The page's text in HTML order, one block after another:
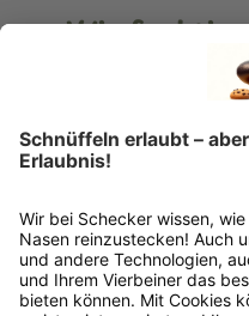
Wie
Bitte fülle das
findest du online.
Rücksendeetikett auf
dir in deinem
Gast bestellt,
verkauf@schecker.de